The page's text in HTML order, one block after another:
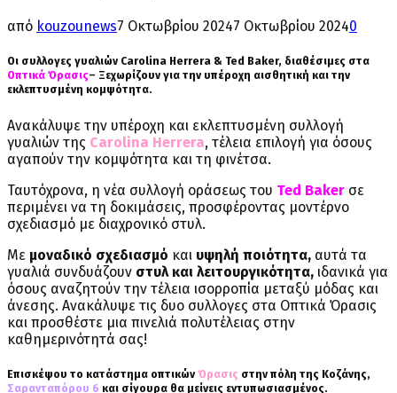
από kouzounews7 Οκτωβρίου 20247 Οκτωβρίου 20240
Οι συλλογες γυαλιών Carolina Herrera & Ted Baker, διαθέσιμες στα
Οπτικά Όρασις– Ξεχωρίζουν για την υπέροχη αισθητική και την
εκλεπτυσμένη κομψότητα.
Ανακάλυψε την υπέροχη και εκλεπτυσμένη συλλογή
γυαλιών της Carolina Herrera, τέλεια επιλογή για όσους
αγαπούν την κομψότητα και τη φινέτσα.
Ταυτόχρονα, η νέα συλλογή οράσεως του Ted Baker σε
περιμένει να τη δοκιμάσεις, προσφέροντας μοντέρνο
σχεδιασμό με διαχρονικό στυλ.
Με μοναδικό σχεδιασμό και υψηλή ποιότητα, αυτά τα
γυαλιά συνδυάζουν στυλ και λειτουργικότητα, ιδανικά για
όσους αναζητούν την τέλεια ισορροπία μεταξύ μόδας και
άνεσης. Ανακάλυψε τις δυο συλλογες στα Οπτικά Όρασις
και προσθέστε μια πινελιά πολυτέλειας στην
καθημερινότητά σας!
Επισκέψου το κατάστημα οπτικώνΌρασις στην πόλη της Κοζάνης,
Σαρανταπόρου 6 και σίγουρα θα μείνεις εντυπωσιασμένος.